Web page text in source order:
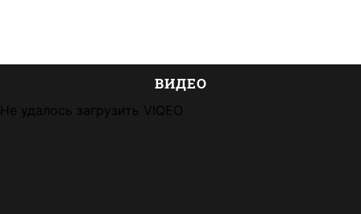
ВИДЕО
Не удалось загрузить VIQEO